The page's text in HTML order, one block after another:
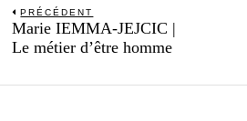
Navigation
de
l’article
PRÉCÉDENT
Previous
post:
Marie IEMMA-JEJCIC |
Le métier d’être homme